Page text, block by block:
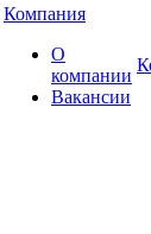
Компания
О
компании
Вакансии